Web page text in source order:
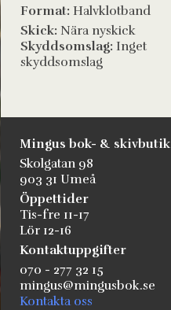
Format: Halvklotband
Skick: Nära nyskick
Skyddsomslag: Inget
skyddsomslag
Mingus bok- & skivbutik
Skolgatan 98
903 31 Umeå
Öppettider
Tis-fre 11-17
Lör 12-16
Kontaktuppgifter
070 - 277 32 15
mingus@mingusbok.se
Kontakta oss